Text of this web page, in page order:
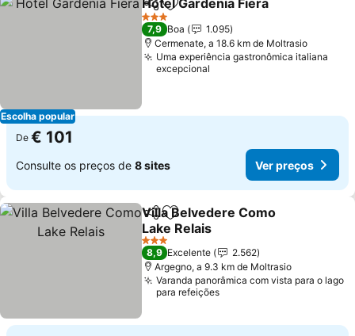
Escolha popular
PartilharAdicionar aos favoritos
Hotel Gardenia Fiera
3 Estrelas
7,9 Boa
1.095
Cermenate, a 18.6 km de Moltrasio
Uma experiência gastronômica italiana
excepcional
De € 101
Consulte os preços de 8 sites Ver preços
PartilharAdicionar aos favoritos
Villa Belvedere Como
Lake Relais
Ver preços
3 Estrelas
8,9 Excelente
2.562
Argegno, a 9.3 km de Moltrasio
Varanda panorâmica com vista para o lago
para refeições